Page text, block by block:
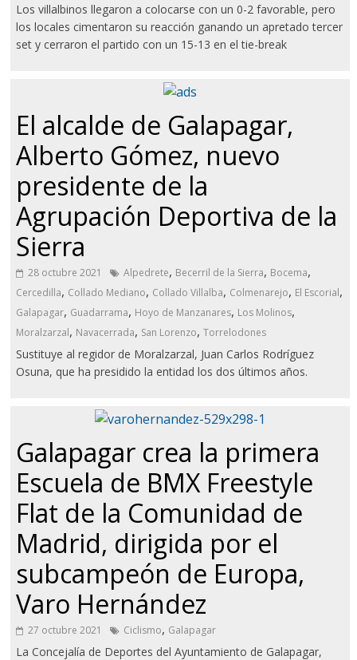
Los villalbinos llegaron a colocarse con un 0-2 favorable, pero
los locales cimentaron su reacción ganando un apretado tercer
set y cerraron el partido con un 15-13 en el tie-break
El alcalde de Galapagar,
Alberto Gómez, nuevo
presidente de la
Agrupación Deportiva de la
Sierra
28 octubre 2021 Alpedrete, Becerril de la Sierra, Bocema,
Cercedilla, Collado Mediano, Collado Villalba, Colmenarejo, El Escorial,
Galapagar, Guadarrama, Hoyo de Manzanares, Los Molinos,
Moralzarzal, Navacerrada, San Lorenzo,Torrelodones
Sustituye al regidor de Moralzarzal, Juan Carlos Rodríguez
Osuna, que ha presidido la entidad los dos últimos años.
Galapagar crea la primera
Escuela de BMX Freestyle
Flat de la Comunidad de
Madrid, dirigida por el
subcampeón de Europa,
Varo Hernández
27 octubre 2021 Ciclismo, Galapagar
La Concejalía de Deportes del Ayuntamiento de Galapagar,